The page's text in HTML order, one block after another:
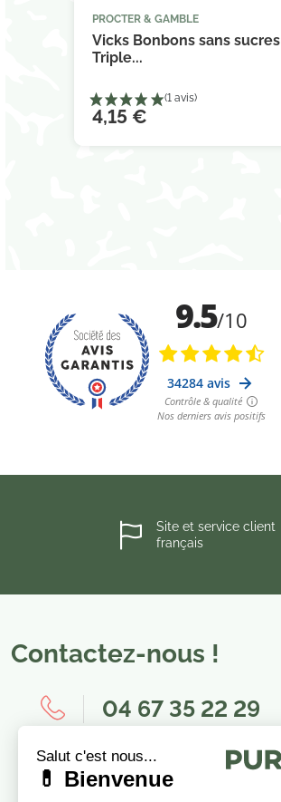

PROCTER & GAMBLE
Vicks Bonbons sans sucres
Triple...
4,15 €
Site et service client
français
Contactez-nous !
04 67 35 22 29